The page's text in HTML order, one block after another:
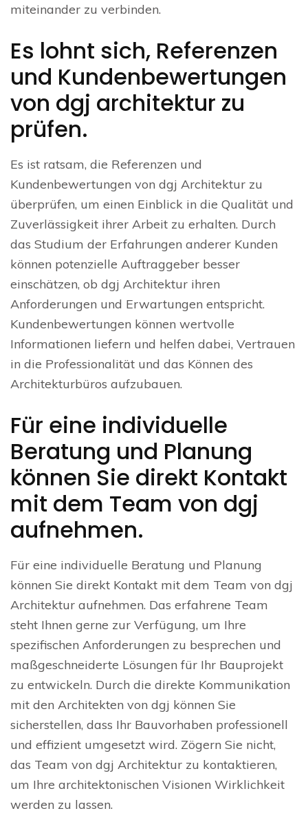
miteinander zu verbinden.
Es lohnt sich, Referenzen
und Kundenbewertungen
von dgj architektur zu
prüfen.
Es ist ratsam, die Referenzen und
Kundenbewertungen von dgj Architektur zu
überprüfen, um einen Einblick in die Qualität und
Zuverlässigkeit ihrer Arbeit zu erhalten. Durch
das Studium der Erfahrungen anderer Kunden
können potenzielle Auftraggeber besser
einschätzen, ob dgj Architektur ihren
Anforderungen und Erwartungen entspricht.
Kundenbewertungen können wertvolle
Informationen liefern und helfen dabei, Vertrauen
in die Professionalität und das Können des
Architekturbüros aufzubauen.
Für eine individuelle
Beratung und Planung
können Sie direkt Kontakt
mit dem Team von dgj
aufnehmen.
Für eine individuelle Beratung und Planung
können Sie direkt Kontakt mit dem Team von dgj
Architektur aufnehmen. Das erfahrene Team
steht Ihnen gerne zur Verfügung, um Ihre
spezifischen Anforderungen zu besprechen und
maßgeschneiderte Lösungen für Ihr Bauprojekt
zu entwickeln. Durch die direkte Kommunikation
mit den Architekten von dgj können Sie
sicherstellen, dass Ihr Bauvorhaben professionell
und effizient umgesetzt wird. Zögern Sie nicht,
das Team von dgj Architektur zu kontaktieren,
um Ihre architektonischen Visionen Wirklichkeit
werden zu lassen.